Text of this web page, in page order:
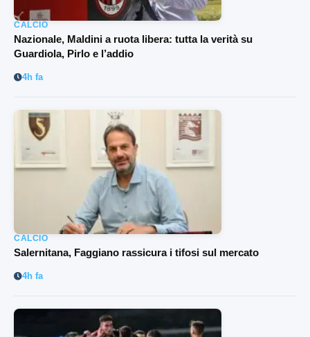
CALCIO
Nazionale, Maldini a ruota libera: tutta la verità su
Guardiola, Pirlo e l’addio
4h fa
CALCIO
Salernitana, Faggiano rassicura i tifosi sul mercato
4h fa